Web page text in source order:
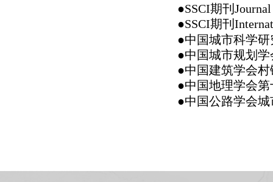
●SSCI期刊
●SSCI期刊
●中国城市科学
●中国城市规划
●中国建筑学会
●中国地理学会
●中国公路学会